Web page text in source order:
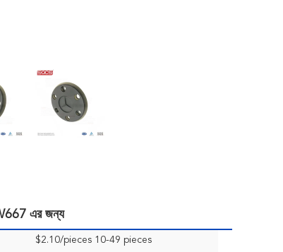
এর জন্য
$2.10/pieces 10-49 pieces